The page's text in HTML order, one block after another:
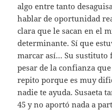
algo entre tanto
hablar de oportunidad
clara que le sacan en el
determinante. Sí que
marcar así… Su sustituto
pesar de la confianza
repito porque es muy
nadie te ayuda. Susaeta
45 y no aportó nada a